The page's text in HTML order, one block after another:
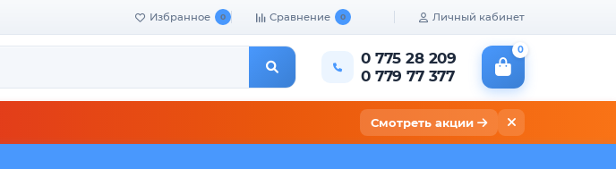
Избранное 0 Сравнение 0 Личный кабинет
0 775 28 209
0 779 77 377
0
Смотреть акции